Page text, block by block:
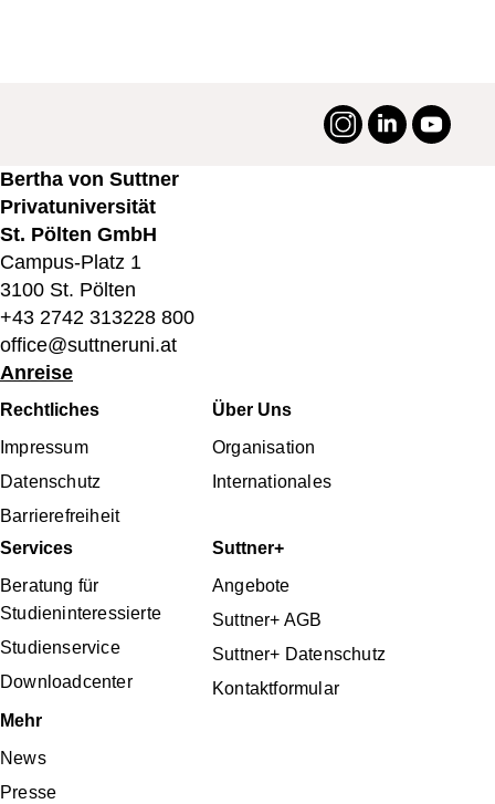
#suttneruni
Instagram
LinkedIn
Bertha von Suttner
Privatuniversität
St. Pölten GmbH
Campus-Platz 1
3100 St. Pölten
+43 2742 313228 800
office@suttneruni.at
Anreise
Fußbereichsmenü
Rechtliches
Impressum
Datenschutz
Barrierefreiheit
Über Uns
Organisation
Internationales
Services
Beratung für
Studieninteressierte
Studienservice
Downloadcenter
Suttner+
Angebote
Suttner+ AGB
Suttner+ Datenschutz
Kontaktformular
Mehr
News
Presse